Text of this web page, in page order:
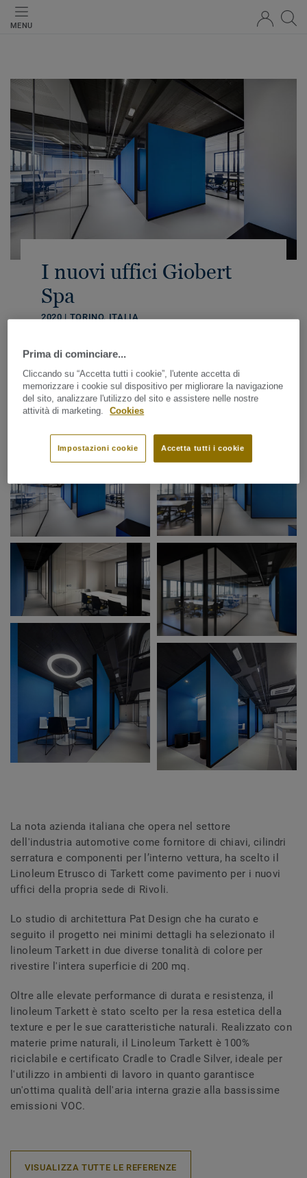
MENU
I nuovi uffici Giobert
Spa
2020 | TORINO, ITALIA
Galleria immagini
La nota azienda italiana che opera nel settore
dell'industria automotive come fornitore di chiavi, cilindri
serratura e componenti per l’interno vettura, ha scelto il
Linoleum Etrusco di Tarkett come pavimento per i nuovi
uffici della propria sede di Rivoli.
Lo studio di architettura Pat Design che ha curato e
seguito il progetto nei minimi dettagli ha selezionato il
linoleum Tarkett in due diverse tonalità di colore per
rivestire l'intera superficie di 200 mq.
Oltre alle elevate performance di durata e resistenza, il
linoleum Tarkett è stato scelto per la resa estetica della
texture e per le sue caratteristiche naturali. Realizzato con
materie prime naturali, il Linoleum Tarkett è 100%
riciclabile e certificato Cradle to Cradle Silver, ideale per
l'utilizzo in ambienti di lavoro in quanto garantisce
un'ottima qualità dell'aria interna grazie alla bassissime
emissioni VOC.
VISUALIZZA TUTTE LE REFERENZE
Prima di cominciare...
Cliccando su “Accetta tutti i cookie”, l'utente accetta di
memorizzare i cookie sul dispositivo per migliorare la navigazione
del sito, analizzare l'utilizzo del sito e assistere nelle nostre
attività di marketing.
Cookies
Accetta tutti i cookie
Impostazioni cookie